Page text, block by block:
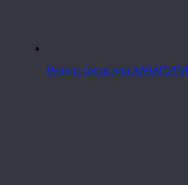
Рецепт теста для ХАЧАПУРИ